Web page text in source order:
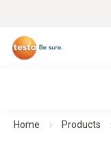
Home Products